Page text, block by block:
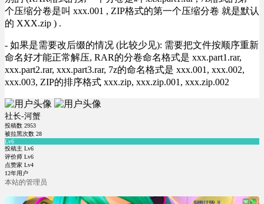
个压缩分卷是叫 xxx.001 , ZIP格式的第一个压缩分卷 就是默认
的 XXX.zip ) .
- 如果是需要改后缀的情况 (比较少见): 需要把文件按顺序重新
命名好才能正常解压, RAR的分卷命名格式是 xxx.part1.rar,
xxx.part2.rar, xxx.part3.rar, 7z的命名格式是 xxx.001, xxx.002,
xxx.003, ZIP的排序格式 xxx.zip, xxx.zip.001, xxx.zip.002
社长-河蟹
投稿数 2953
被拉黑次数 28
Lv6
投稿主 Lv6
评价师 Lv6
点赞家 Lv4
12年用户
本站的管理员